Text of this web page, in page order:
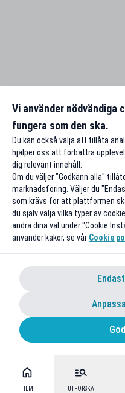
HEM UTFORSKA
Vi använder nödvändiga
fungera som den ska.
Du kan också välja att tillåta
hjälper oss att förbättra
dig relevant innehåll.
Om du väljer "Godkänn alla"
marknadsföring. Väljer du
som krävs för att plattformen
du själv välja vilka typer av
ändra dina val under "Cookie
använder kakor, se vår Cookie